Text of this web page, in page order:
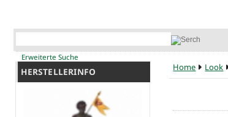
Erweiterte Suche
HERSTELLERINFO Home Look